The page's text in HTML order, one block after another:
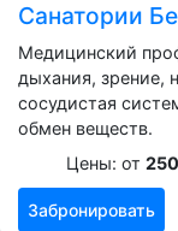
Санатории
Медицинский
дыхания, зрение,
сосудистая
обмен веществ.
Цены: от
Забронировать